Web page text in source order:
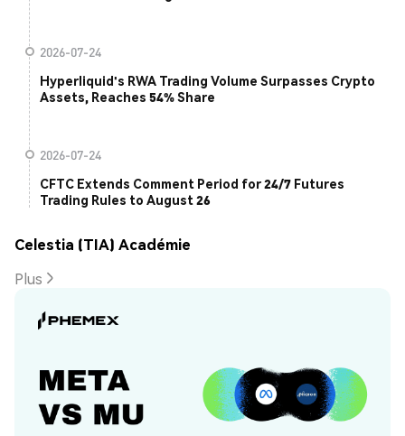
2026-07-24
Hyperliquid's RWA Trading Volume Surpasses Crypto
Assets, Reaches 54% Share
2026-07-24
CFTC Extends Comment Period for 24/7 Futures
Trading Rules to August 26
Celestia (TIA) Académie
Plus